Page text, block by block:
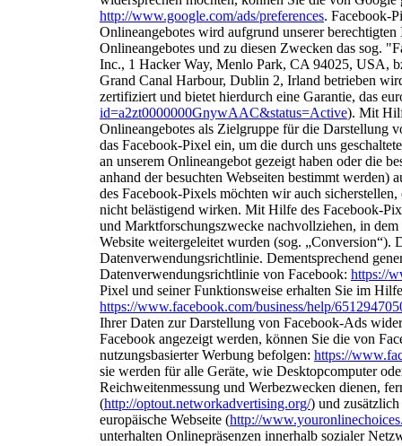
http://www.google.com/ads/preferences. Facebook-
Onlineangebotes wird aufgrund unserer
Onlineangebotes und zu diesen Zwecken das sog.
Inc., 1 Hacker Way, Menlo Park, CA 94025, USA,
Grand Canal Harbour, Dublin 2, Irland betrieben
zertifiziert und bietet hierdurch eine Garantie, das
id=a2zt0000000GnywAAC&status=Active). Mit
Onlineangebotes als Zielgruppe für die Darstellung
das Facebook-Pixel ein, um die durch uns
an unserem Onlineangebot gezeigt haben oder die
anhand der besuchten Webseiten bestimmt
des Facebook-Pixels möchten wir auch
nicht belästigend wirken. Mit Hilfe des Facebook-
und Marktforschungszwecke nachvollziehen, in dem
Website weitergeleitet wurden (sog. „Conversion“).
Datenverwendungsrichtlinie. Dementsprechend
Datenverwendungsrichtlinie von Facebook: https://
Pixel und seinerFunktionsweise erhalten Sie im
https://www.facebook.com/business/help/
Ihrer Daten zur Darstellung von Facebook-Ads
Facebook angezeigt werden, können Sie die von
nutzungsbasierterWerbung befolgen: https://
sie werden für alle Geräte, wie Desktopcomputer
Reichweitenmessung und Werbezwecken dienen,
(http://optout.networkadvertising.org/) und
europäische Webseite (http://
unterhalten Onlinepräsenzen innerhalb sozialer